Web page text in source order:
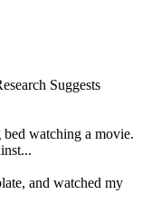
Suggests
watching a movie.
and watched my